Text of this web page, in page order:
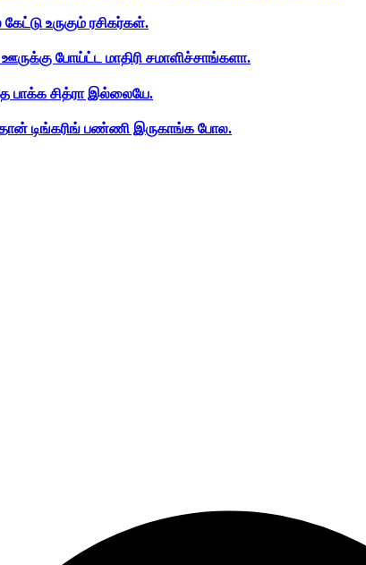
உருகும் ரசிகர்கள்.
போய்ட்ட மாதிரி சமாளிச்சாங்களா.
பாக்க சித்ரா இல்லையே.
டிங்கரிங் பண்ணி இருகாங்க போல.